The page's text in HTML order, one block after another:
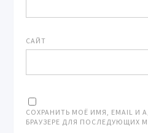
САЙТ
СОХРАНИТЬ МОЁ ИМЯ, EMAIL И
БРАУЗЕРЕ ДЛЯ ПОСЛЕДУЮЩИХ